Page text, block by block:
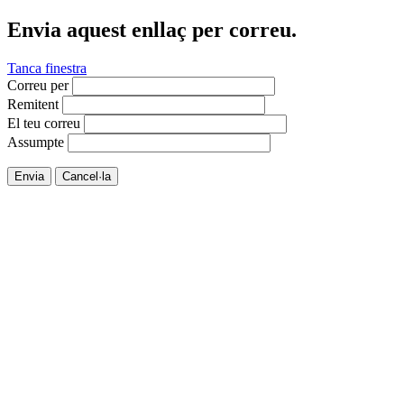
Envia aquest enllaç per correu.
Tanca finestra
Correu per
Remitent
El teu correu
Assumpte
Envia Cancel·la